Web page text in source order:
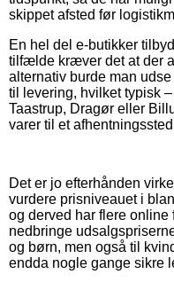
skippet afsted før
En hel del e-butikker
tilfælde kræver det at der
alternativ burde man
til levering, hvilket typisk
Taastrup, Dragør eller
varer til et
Det er jo efterhånden
vurdere prisniveauet i
og derved har flere
nedbringe
og børn, men også til
endda nogle gange sikre